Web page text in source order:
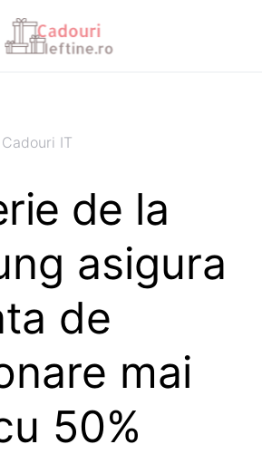
Cadouri IT
de la
asigura
de
mai
50%